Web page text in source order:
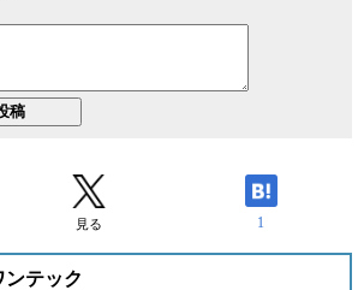
見る 1
ンテック